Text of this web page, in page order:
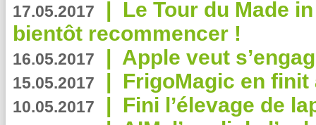
17.05.2017 | Le Tour du Made
bientôt recommencer !
16.05.2017 | Apple veut
15.05.2017 | FrigoMagic en
10.05.2017 | Fini l’élevage de